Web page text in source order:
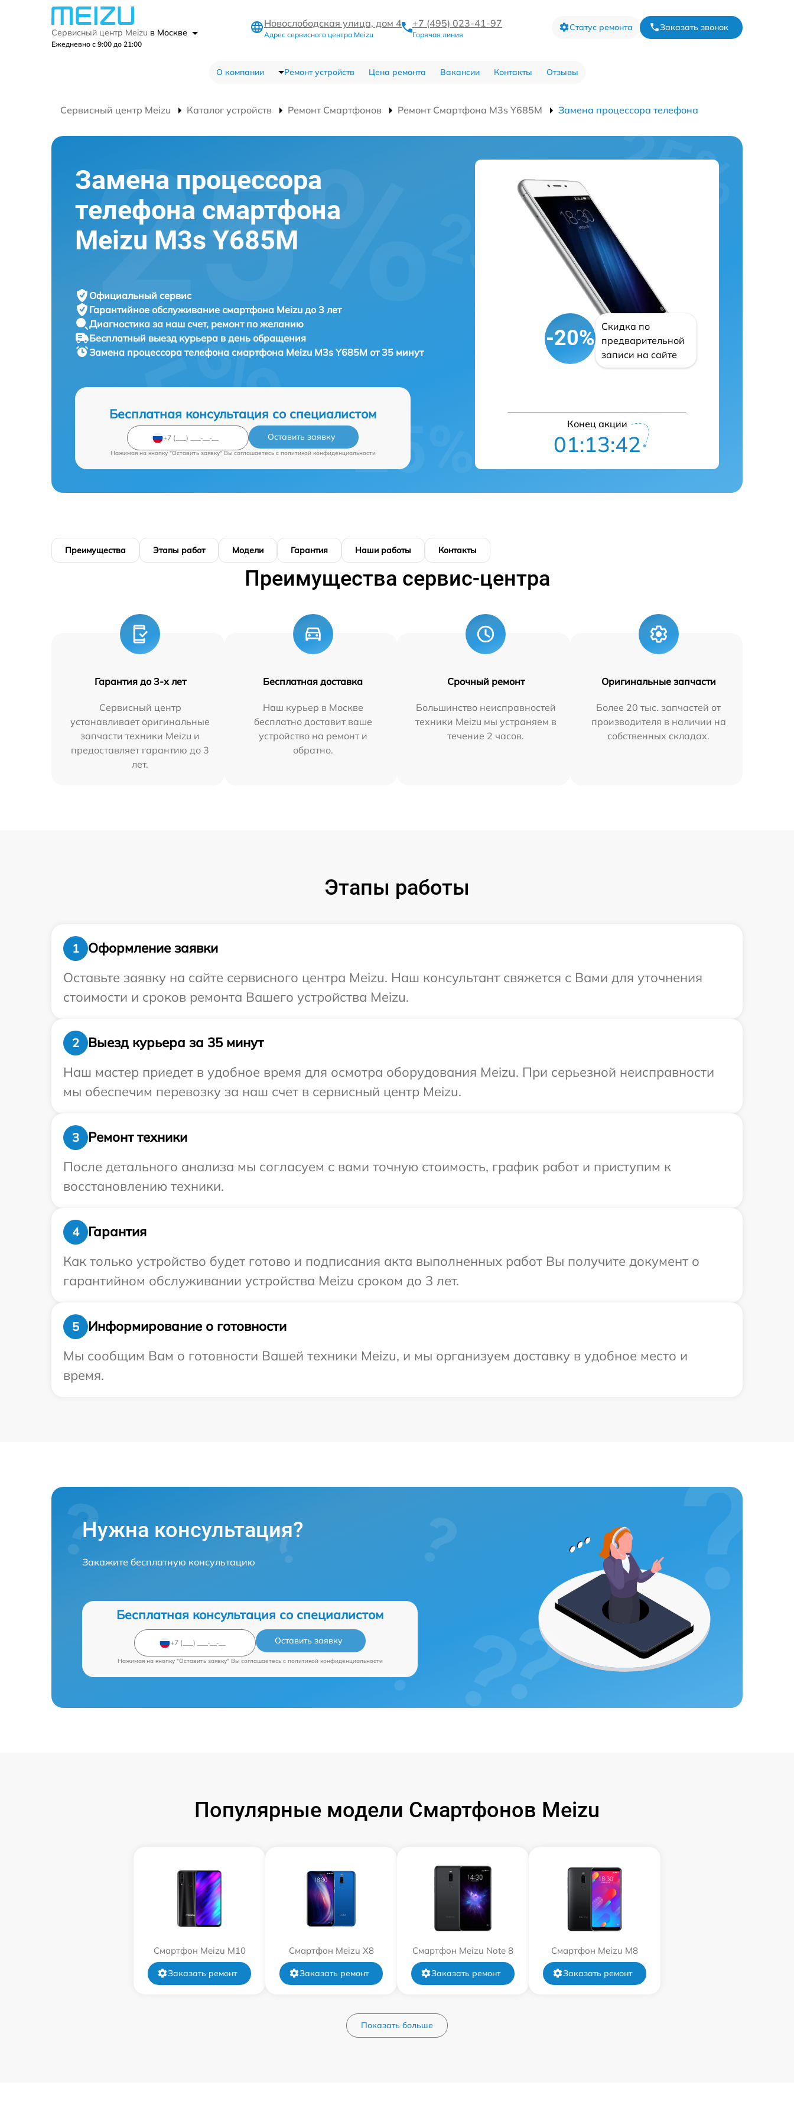
Сервисный центр Meizu в Москве
Ежедневно с 9:00 до 21:00
Новослободская улица, дом 4
Адрес сервисного центра Meizu
+7 (495) 023-41-97
Горячая линия
Статус ремонта Заказать звонок
О компании Ремонт устройств Цена ремонта Вакансии Контакты Отзывы
Сервисный центр Meizu Каталог устройств Ремонт Смартфонов Ремонт Смартфона M3s Y685M Замена процессора телефона
Замена процессора
телефона смартфона
Meizu M3s Y685M
Официальный сервис
Гарантийное обслуживание смартфона Meizu до 3 лет
Диагностика за наш счет, ремонт по желанию
Бесплатный выезд курьера в день обращения
Замена процессора телефона смартфона Meizu M3s Y685M от 35 минут
Бесплатная консультация со специалистом
Оставить заявку
Нажимая на кнопку "Оставить заявку" Вы соглашаетесь c политикой конфиденциальности
-20%
Скидка по
предварительной
записи на сайте
Конец акции
01:13:41
Преимущества Этапы работ Модели Гарантия Наши работы Контакты
Преимущества сервис-центра
Гарантия до 3-х лет
Сервисный центр
устанавливает оригинальные
запчасти техники Meizu и
предоставляет гарантию до 3
лет.
Бесплатная доставка
Наш курьер в Москве
бесплатно доставит ваше
устройство на ремонт и
обратно.
Срочный ремонт
Большинство неисправностей
техники Meizu мы устраняем в
течение 2 часов.
Оригинальные запчасти
Более 20 тыс. запчастей от
производителя в наличии на
собственных складах.
Этапы работы
1
Оформление заявки
Оставьте заявку на сайте сервисного центра Meizu. Наш консультант свяжется с Вами для уточнения
стоимости и сроков ремонта Вашего устройства Meizu.
2
Выезд курьера за 35 минут
Наш мастер приедет в удобное время для осмотра оборудования Meizu. При серьезной неисправности
мы обеспечим перевозку за наш счет в сервисный центр Meizu.
3
Ремонт техники
После детального анализа мы согласуем с вами точную стоимость, график работ и приступим к
восстановлению техники.
4
Гарантия
Как только устройство будет готово и подписания акта выполненных работ Вы получите документ о
гарантийном обслуживании устройства Meizu сроком до 3 лет.
5
Информирование о готовности
Мы сообщим Вам о готовности Вашей техники Meizu, и мы организуем доставку в удобное место и
время.
Нужна консультация?
Закажите бесплатную консультацию
Бесплатная консультация со специалистом
Оставить заявку
Нажимая на кнопку "Оставить заявку" Вы соглашаетесь c политикой конфиденциальности
Популярные модели Смартфонов Meizu
Смартфон Meizu M10
Заказать ремонт
Смартфон Meizu X8
Заказать ремонт
Смартфон Meizu Note 8
Заказать ремонт
Смартфон Meizu M8
Заказать ремонт
Показать больше